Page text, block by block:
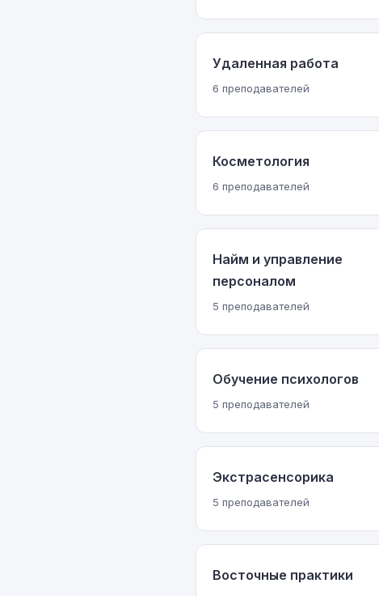
Удаленная работа
6 преподавателей
Косметология
6 преподавателей
Найм и управление
персоналом
5 преподавателей
Обучение психологов
5 преподавателей
Экстрасенсорика
5 преподавателей
Восточные практики